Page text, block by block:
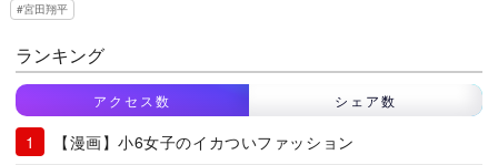
宮田翔平
ランキング
アクセス数 シェア数
【漫画】小6女子のイカついファッション